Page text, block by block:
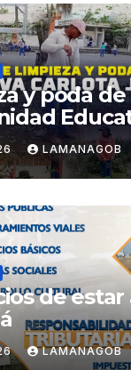
y poda
LAMANAGOB
de estar
LAMANAGOB